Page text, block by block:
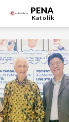
PENA
Katolik